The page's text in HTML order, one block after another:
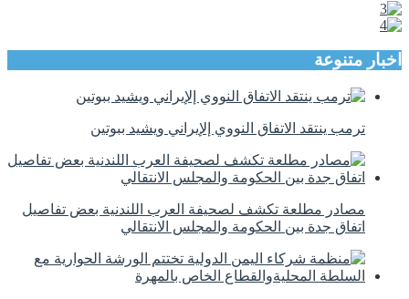
اخبار متنوعة
ترمب ينتقد الاتفاق النووي إلإيراني ويشيد ببوتين
مصادر مطلعة تكشف لصحيفة العرب اللندنية بعض تفاصيل
اتفاق جدة بين الحكومة والمجلس الانتقالي